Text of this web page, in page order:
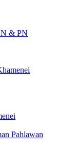
& PN
Pahlawan